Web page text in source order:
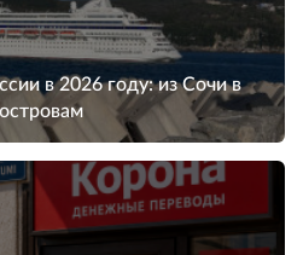
в 2026 году: из Сочи в